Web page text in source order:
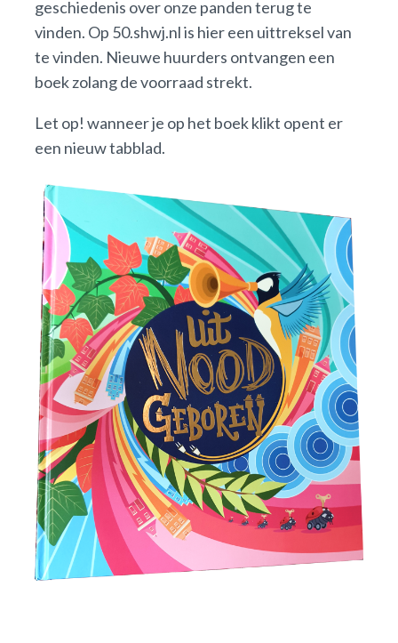
geschiedenis over onze panden terug te
vinden. Op 50.shwj.nl is hier een uittreksel van
te vinden. Nieuwe huurders ontvangen een
boek zolang de voorraad strekt.
Let op! wanneer je op het boek klikt opent er
een nieuw tabblad.